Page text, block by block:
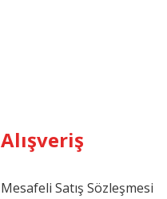
Alışveriş
Mesafeli Satış Sözleşmesi